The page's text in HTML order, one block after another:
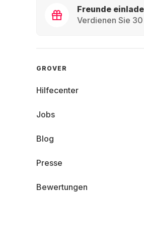
Freunde
Verdienen Sie
GROVER
Hilfecenter
Jobs
Blog
Presse
Bewertungen